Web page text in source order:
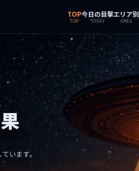
TOP
TOP
今日の目撃
TODAY
エリア別
AREA
います。